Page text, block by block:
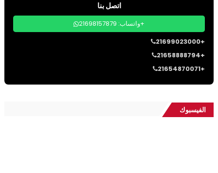
اتصل بنا
واتساب: 21698157879+
21699023000+
21658888794+
21654870071+
الفيسبوك